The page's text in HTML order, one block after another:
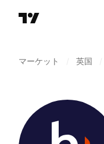
マーケット 英国